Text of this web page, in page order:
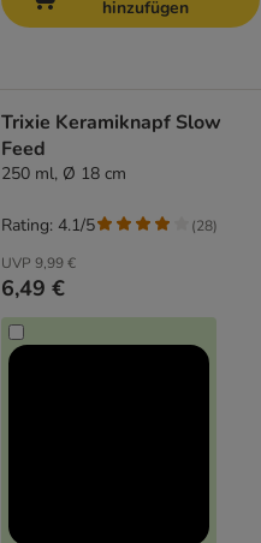
hinzufügen
Trixie Keramiknapf Slow
Feed
250 ml, Ø 18 cm
UVP 9,99 €
6,49 €
Rating: 4.1/5 (28)